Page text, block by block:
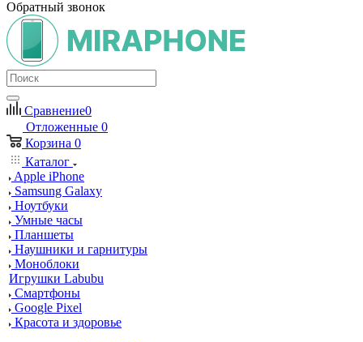
Обратный звонок
Сравнение0
Отложенные 0
Корзина 0
Каталог
Apple iPhone
Samsung Galaxy
Ноутбуки
Умные часы
Планшеты
Наушники и гарнитуры
Моноблоки
Игрушки Labubu
Смартфоны
Google Pixel
Красота и здоровье